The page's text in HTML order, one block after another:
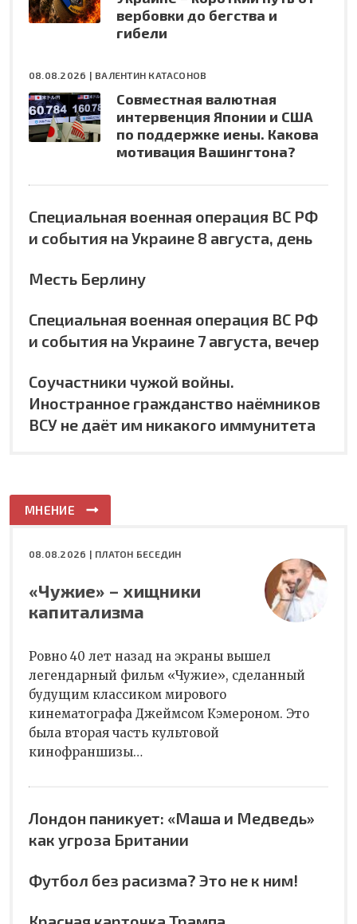
вербовки до бегства и
гибели
08.08.2026 | ВАЛЕНТИН КАТАСОНОВ
Совместная валютная
интервенция Японии и США
по поддержке иены. Какова
мотивация Вашингтона?
Специальная военная операция ВС РФ
и события на Украине 8 августа, день
Месть Берлину
Специальная военная операция ВС РФ
и события на Украине 7 августа, вечер
Соучастники чужой войны.
Иностранное гражданство наёмников
ВСУ не даёт им никакого иммунитета
МНЕНИЕ
08.08.2026 | ПЛАТОН БЕСЕДИН
«Чужие» – хищники
капитализма
Ровно 40 лет назад на экраны вышел
легендарный фильм «Чужие», сделанный
будущим классиком мирового
кинематографа Джеймсом Кэмероном. Это
была вторая часть культовой
кинофраншизы…
Лондон паникует: «Маша и Медведь»
как угроза Британии
Футбол без расизма? Это не к ним!